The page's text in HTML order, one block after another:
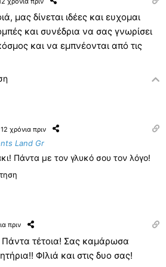
μας δίνεται ιδέες και ευχομαι
και συνέδρια να σας γνωρίσει
και να εμπνέονται από τις
12 χρόνια πριν
Land Gr
Πάντα με τον γλυκό σου τον λόγο!
πριν
τέτοια! Σας καμάρωσα
ΦΙλιά και στις δυο σας!